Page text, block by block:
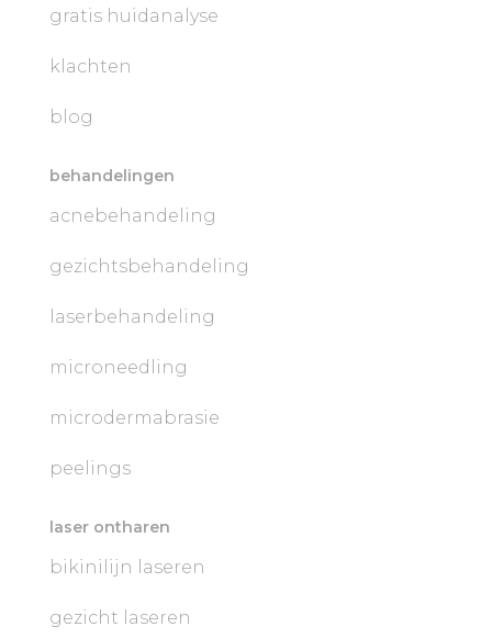
gratis huidanalyse
klachten
blog
behandelingen
acnebehandeling
gezichtsbehandeling
laserbehandeling
microneedling
microdermabrasie
peelings
laser ontharen
bikinilijn laseren
gezicht laseren